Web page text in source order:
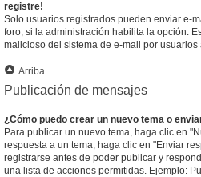
registre!
Solo usuarios registrados pueden enviar e-
foro, si la administración habilita la opción.
malicioso del sistema de e-mail por usuarios
Arriba
Publicación de mensajes
¿Cómo puedo crear un nuevo tema o
Para publicar un nuevo tema, haga clic en
respuesta a un tema, haga clic en "Enviar
registrarse antes de poder publicar y
una lista de acciones permitidas. Ejemplo: